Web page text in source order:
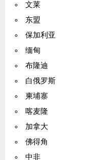
文莱
东盟
保加利亚
缅甸
布隆迪
白俄罗斯
柬埔寨
喀麦隆
加拿大
佛得角
中非